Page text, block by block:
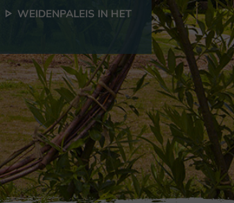
WEIDENPALEIS IN HET